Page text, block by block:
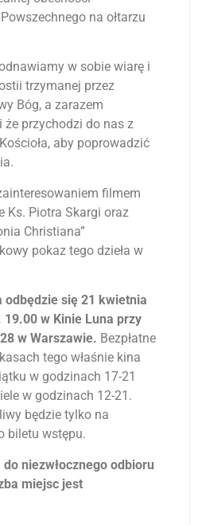
na ołtarzu
w sobie wiarę i
trzymanej przez
Bóg, a zarazem
że przychodzi do nas z
aby poprowadzić
filmem
Ks. Piotra Skargi oraz
Christiana”
pokaz tego dzieła w
odbędzie się 21 kwietnia
w Kinie Luna przy
w Warszawie. Bezpłatne
tego właśnie kina
w godzinach 17-21
w godzinach 12-21.
będzie tylko na
biletu wstępu.
niezwłocznego odbioru
miejsc jest